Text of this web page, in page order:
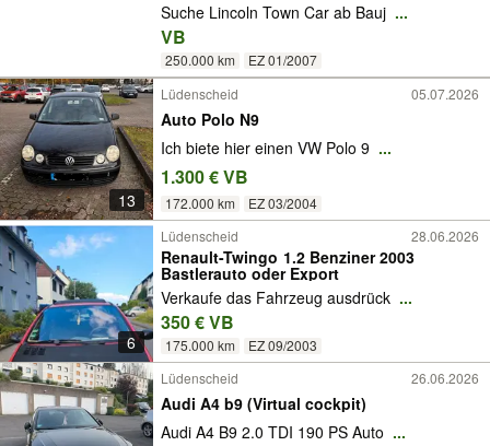
Suche Lincoln Town Car ab Bauj ...
VB
250.000 km EZ 01/2007
13
Lüdenscheid 05.07.2026
Auto Polo N9
Ich biete hier einen VW Polo 9 ...
1.300 € VB
172.000 km EZ 03/2004
6
Lüdenscheid 28.06.2026
Renault-Twingo 1.2 Benziner 2003
Bastlerauto oder Export
Verkaufe das Fahrzeug ausdrück ...
350 € VB
175.000 km EZ 09/2003
Lüdenscheid 26.06.2026
Audi A4 b9 (Virtual cockpit)
Audi A4 B9 2.0 TDI 190 PS Auto ...